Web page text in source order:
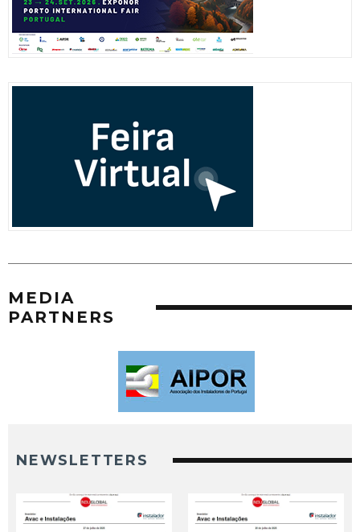
MEDIA
PARTNERS
NEWSLETTERS